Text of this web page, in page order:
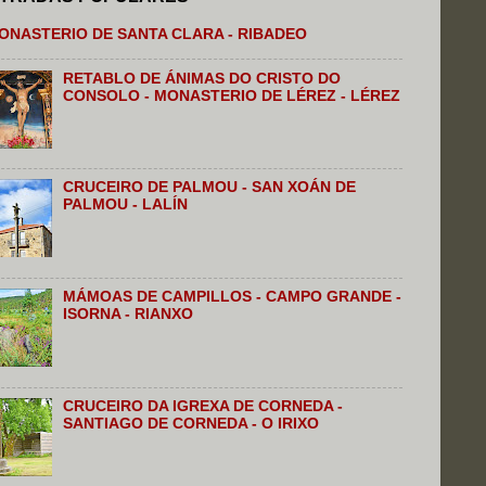
DE SANTA CLARA - RIBADEO
RETABLO DE ÁNIMAS DO CRISTO DO
CONSOLO - MONASTERIO DE LÉREZ - LÉREZ
CRUCEIRO DE PALMOU - SAN XOÁN DE
PALMOU - LALÍN
MÁMOAS DE CAMPILLOS - CAMPO GRANDE -
ISORNA - RIANXO
CRUCEIRO DA IGREXA DE CORNEDA -
SANTIAGO DE CORNEDA - O IRIXO